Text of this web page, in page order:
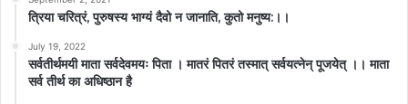
त्रिया चरित्रं, पुरुषस्य भाग्यं दैवो न जानाति, कुतो मनुष्य:।।
July 19, 2022
सर्वतीर्थमयी माता सर्वदेवमयः पिता । मातरं पितरं तस्मात् सर्वयत्नेन् पूजयेत् ।। माता
सर्व तीर्थ का अधिष्ठान है